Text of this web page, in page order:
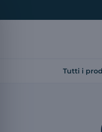
Tutti i